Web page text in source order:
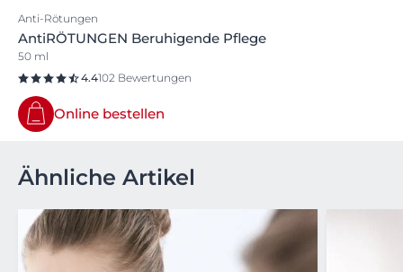
Anti-Rötungen
AntiRÖTUNGEN Beruhigende Pflege
50 ml
4.4102 Bewertungen
Online bestellen
Ähnliche Artikel